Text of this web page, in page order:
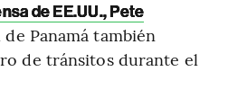
de EE.UU., Pete
Panamá también
de tránsitos durante el